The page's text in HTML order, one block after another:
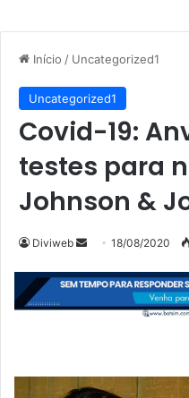
Início / Uncategorized1
Uncategorized1
Covid-19:
testes para
Johnson &
Diviweb
Mande
e-
mail
18/08/2020